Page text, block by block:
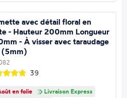
avec détail floral en
- Hauteur 200mm Longueur
- À visser avec taraudage
(5mm)
39
en folie
Livraison Express